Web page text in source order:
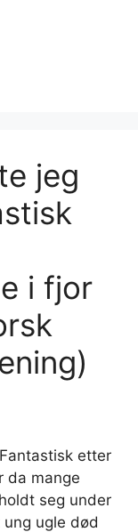
jeg
i fjor
etter
da mange
seg under
ugle død